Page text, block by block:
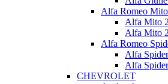
Alfa Romeo Mito
Alfa Mito
Alfa Mito
Alfa Romeo
Alfa
Alfa
CHEVROLET